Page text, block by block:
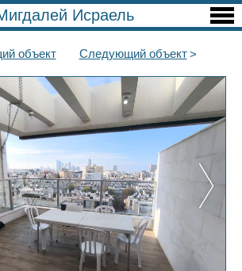
Исраель
объект Следующийобъект